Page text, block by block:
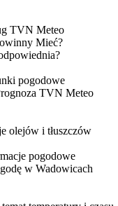
TVN Meteo
Mieć?
pogodowe
TVN Meteo
olejów i tłuszczów
pogodowe
w Wadowicach